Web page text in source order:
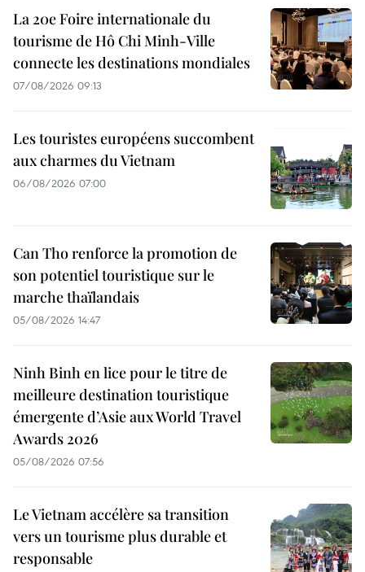
La 20e Foire internationale du
tourisme de Hô Chi Minh-Ville
connecte les destinations mondiales
07/08/2026 09:13
Les touristes européens succombent
aux charmes du Vietnam
06/08/2026 07:00
Can Tho renforce la promotion de
son potentiel touristique sur le
marche thaïlandais
05/08/2026 14:47
Ninh Binh en lice pour le titre de
meilleure destination touristique
émergente d’Asie aux World Travel
Awards 2026
05/08/2026 07:56
Le Vietnam accélère sa transition
vers un tourisme plus durable et
responsable